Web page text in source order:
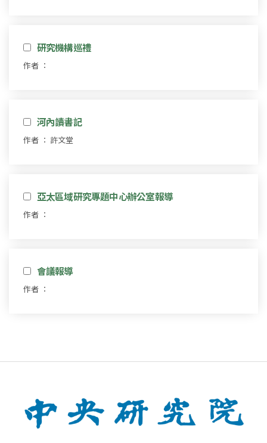
研究機構巡禮
作者 ：
河內讀書記
作者 ： 許文堂
亞太區域研究專題中心辦公室報導
作者 ：
會議報導
作者 ：